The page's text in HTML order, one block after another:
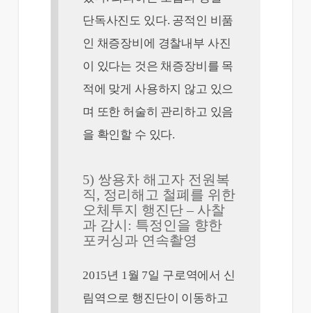
단독사진도 있다. 공적인 비품
인 채증장비에 경찰내부 사진
이 있다는 것은 채증장비를 목
적에 맞게 사용하지 않고 있으
며 또한 허술히 관리하고 있음
을 확인할 수 있다.
5) 쌍용차 해고자 전원복
직, 정리해고 철폐를 위한
오체투지 행진단 – 사찰
과 감시: 특정인을 향한
포커싱과 연속촬영
2015년 1월 7일 구로역에서 신
림역으로 행진단이 이동하고